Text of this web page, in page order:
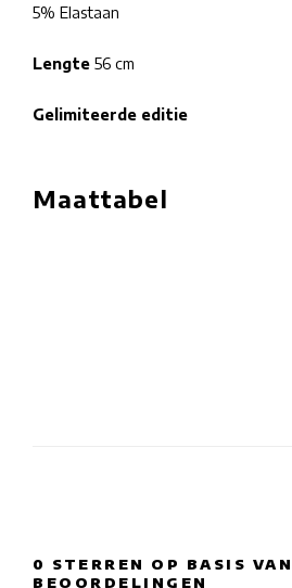
5% Elastaan
Lengte 56 cm
Gelimiteerde editie
Maattabel
0 STERREN OP BASIS VAN
BEOORDELINGEN